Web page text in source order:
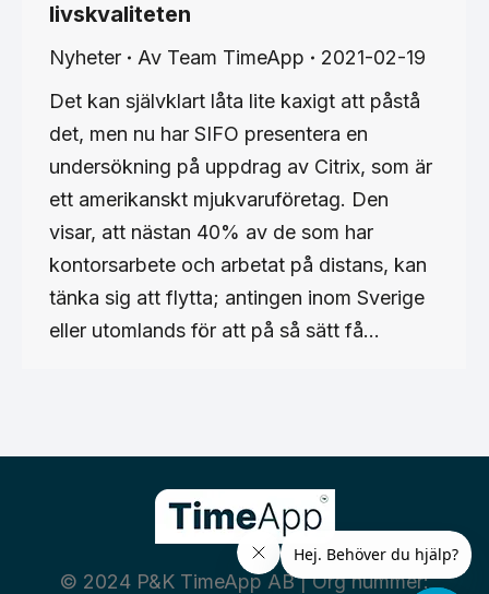
livskvaliteten
Nyheter Av Team TimeApp
2021-02-19
Det kan självklart låta lite kaxigt att påstå
det, men nu har SIFO presentera en
undersökning på uppdrag av Citrix, som är
ett amerikanskt mjukvaruföretag. Den
visar, att nästan 40% av de som har
kontorsarbete och arbetat på distans, kan
tänka sig att flytta; antingen inom Sverige
eller utomlands för att på så sätt få…
© 2024 P&K TimeApp AB | Org nummer: